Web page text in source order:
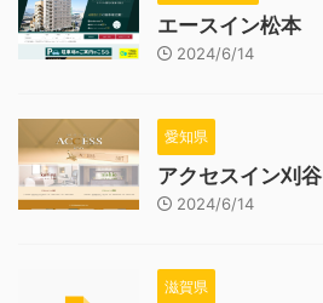
エースイン松本
2024/6/14
愛知県
アクセスイン刈谷
2024/6/14
滋賀県